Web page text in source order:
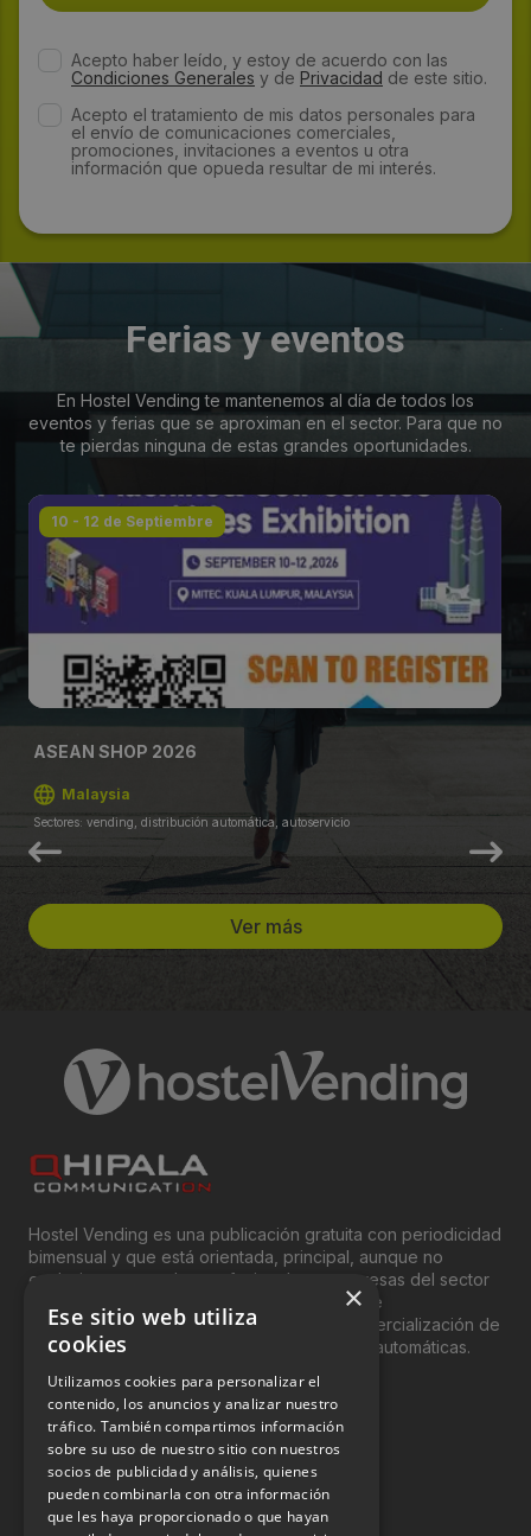
Acepto haber leído, y estoy de acuerdo con las
Condiciones Generales y de Privacidad de este sitio.
Acepto el tratamiento de mis datos personales para
el envío de comunicaciones comerciales,
promociones, invitaciones a eventos u otra
información que opueda resultar de mi interés.
Ferias y eventos
En Hostel Vending te mantenemos al día de todos los
eventos y ferias que se aproximan en el sector. Para que no
te pierdas ninguna de estas grandes oportunidades.
10 - 12 de Septiembre
ASEAN SHOP 2026
Malaysia
Sectores: vending, distribución automática, autoservicio
Ver más
Hostel Vending es una publicación gratuita con periodicidad
bimensual y que está orientada, principal, aunque no
exclusivamente, a los profesionales y empresas del sector
del “Vending”; nombre con el que se conoce
genéricamente entre profesionales a la comercialización de
productos y servicios a través de máquinas automáticas.
INFORMACIÓN LEGAL
Aviso Legal
Política de Privacidad
×
Ese sitio web utiliza
cookies
Utilizamos cookies para personalizar el
contenido, los anuncios y analizar nuestro
tráfico. También compartimos información
sobre su uso de nuestro sitio con nuestros
socios de publicidad y análisis, quienes
pueden combinarla con otra información
que les haya proporcionado o que hayan